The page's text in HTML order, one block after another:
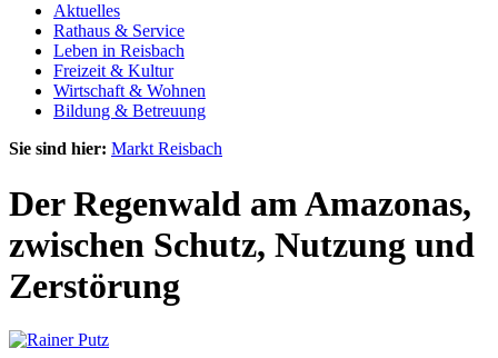
Aktuelles
Rathaus & Service
Leben in Reisbach
Freizeit & Kultur
Wirtschaft & Wohnen
Bildung & Betreuung
Sie sind hier: Markt Reisbach
Der Regenwald am Amazonas,
zwischen Schutz, Nutzung und
Zerstörung